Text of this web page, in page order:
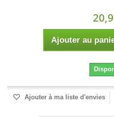
Ajouter au
Ajouter à ma liste d'envies